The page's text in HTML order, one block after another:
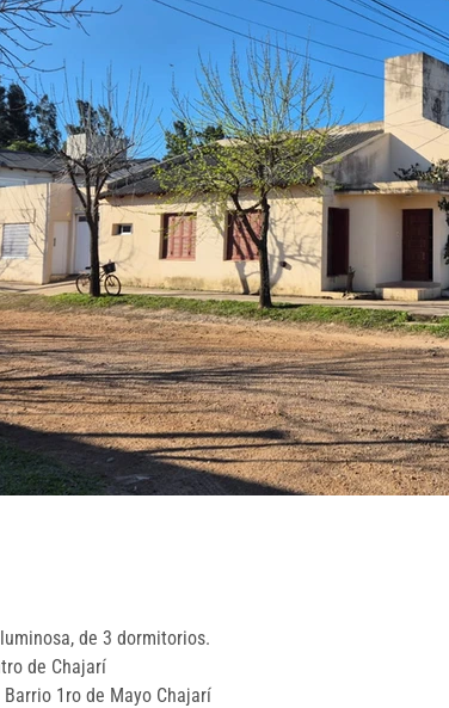
de 3 dormitorios.
de Chajarí
1ro de Mayo Chajarí